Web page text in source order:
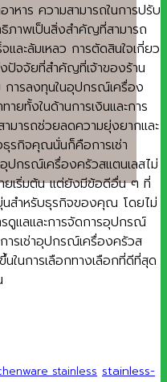
าหาร ความสามารถในการปรับ
ภาพเป็นสิ่งสำคัญที่สามารถ
และล้มเหลว การตัดสินใจเกี่ยว
จจัยที่สำคัญที่เจ้าของร้าน
ารลงทุนในอุปกรณ์เครื่อง
ายทั้งในด้านการเงินและการ
มารถช่วยลดความยุ่งยากและ
ธุรกิจคุณนั่นก็คือการเช่า
ปกรณ์เครื่องครัวสแตนเลสไม่
ยเริ่มต้น แต่ยังมีข้อดีอื่น ๆ ที่
นสำหรับธุรกิจของคุณ โดยไม่
ดูแลและการจัดการอุปกรณ์
ารเช่าอุปกรณ์เครื่องครัวส
ในการเลือกทางเลือกที่ดีที่สุด
stainless stainless-